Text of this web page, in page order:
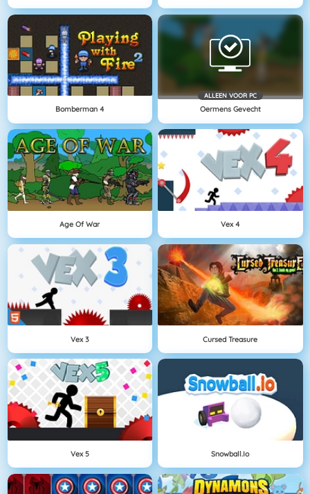
Bomberman 4
ALLEEN VOOR PC
Oermens Gevecht
Age Of War Vex 4
Vex 3 Cursed Treasure
Vex 5 Snowball.io